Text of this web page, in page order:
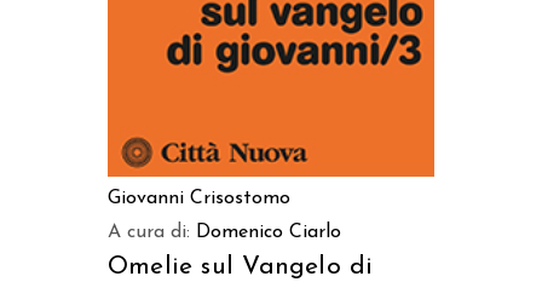
Giovanni Crisostomo
A cura di: Domenico Ciarlo
Omelie sul Vangelo di